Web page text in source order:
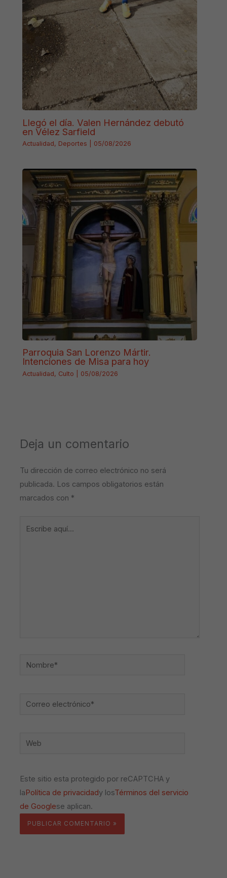
Llegó el día. Valen Hernández debutó
en Vélez Sarfield
Actualidad, Deportes 05/08/2026
Parroquia San Lorenzo Mártir.
Intenciones de Misa para hoy
Actualidad, Culto 05/08/2026
Deja un comentario
Tu dirección de correo electrónico no será
publicada. Los campos obligatorios están
marcados con *
Nombre*
Correo
Web
Este sitio esta protegido por reCAPTCHA y
laPolítica de privacidady losTérminos del servicio
de Googlese aplican.